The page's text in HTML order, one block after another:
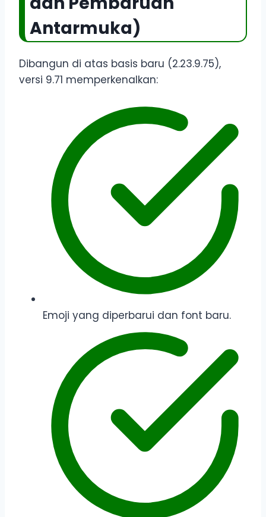
Antarmuka)
Dibangun di atas basis baru (2.23.9.75),
versi 9.71 memperkenalkan:
Emoji yang diperbarui dan font baru.